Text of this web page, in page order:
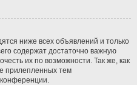
ниже всех объявлений и только
содержат достаточно важную
их по возможности. Так же, как
прилепленных тем